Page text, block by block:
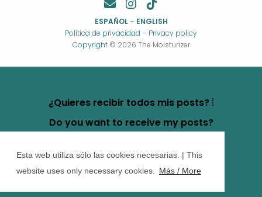
Esta web utiliza sólo las cookies necesarias. | This
website uses only necessary cookies.
Más / More
ESPAÑOL– ENGLISH
Política de privacidad – Privacy policy
Copyright© 2026 The Moisturizer
¿Quieres recibir todos mis posts? ⦙
Do you want to receive my posts?